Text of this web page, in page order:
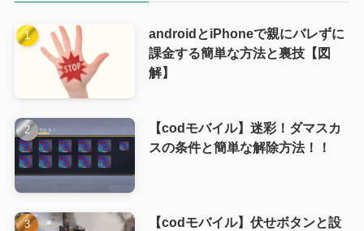
androidとiPhoneで親にバレずに
課金する簡単な方法と裏技【図
解】
【codモバイル】迷彩！ダマスカ
スの条件と簡単な解除方法！！
【codモバイル】伏せボタンと設